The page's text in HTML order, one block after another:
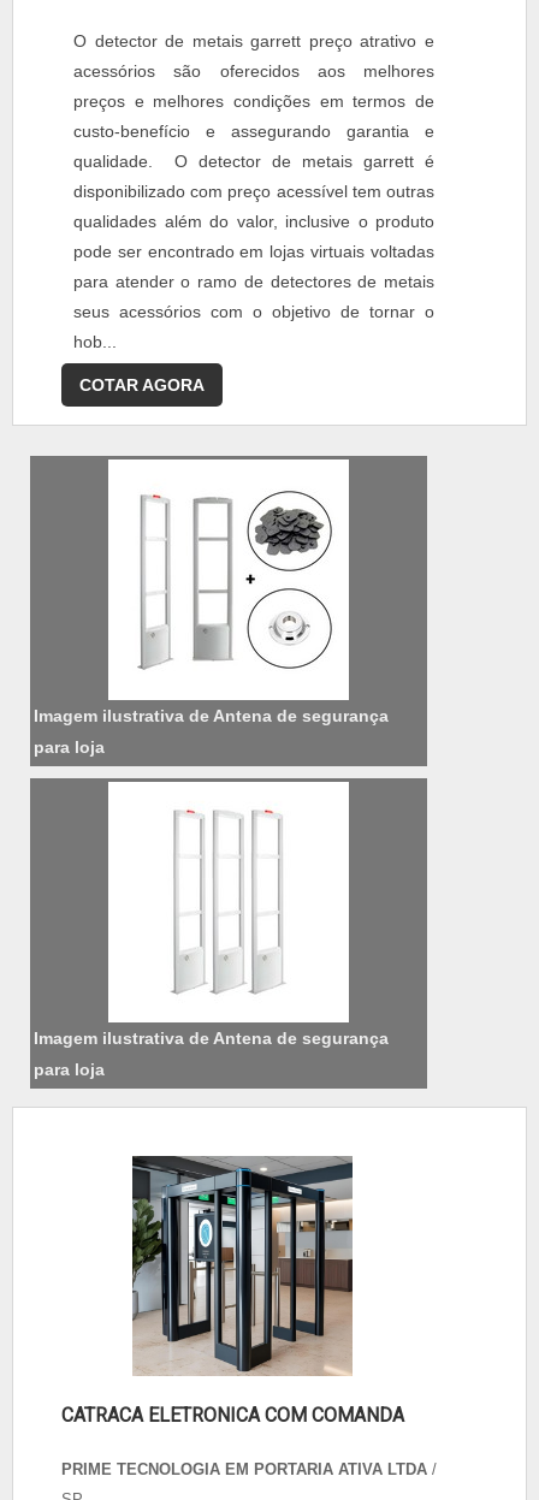
O detector de metais garrett preço atrativo e
acessórios são oferecidos aos melhores
preços e melhores condições em termos de
custo-benefício e assegurando garantia e
qualidade. O detector de metais garrett é
disponibilizado com preço acessível tem outras
qualidades além do valor, inclusive o produto
pode ser encontrado em lojas virtuais voltadas
para atender o ramo de detectores de metais
seus acessórios com o objetivo de tornar o
hob...
COTAR AGORA
Imagem ilustrativa de Antena de segurança
para loja
Imagem ilustrativa de Antena de segurança
para loja
CATRACA ELETRONICA COM COMANDA
PRIME TECNOLOGIA EM PORTARIA ATIVA LTDA /